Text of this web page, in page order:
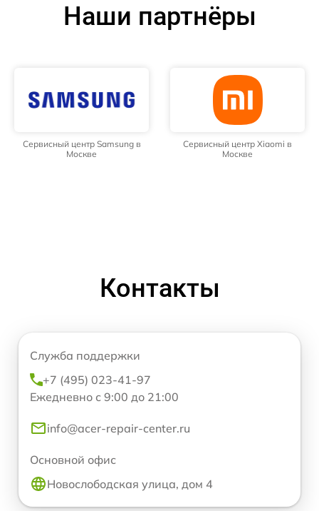
Наши партнёры
Сервисный центр Samsung в
Москве
Сервисный центр Xiaomi в
Москве
Контакты
Служба поддержки
+7 (495) 023-41-97
Ежедневно с 9:00 до 21:00
info@acer-repair-center.ru
Основной офис
Новослободская улица, дом 4